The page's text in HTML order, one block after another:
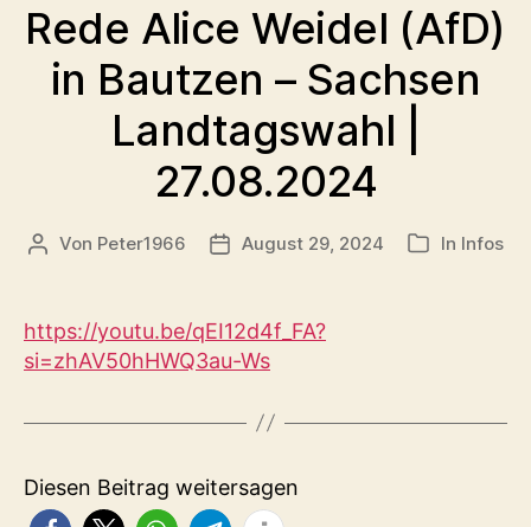
Rede Alice Weidel (AfD)
in Bautzen – Sachsen
Landtagswahl |
27.08.2024
Beitragsautor
Von Peter1966 Veröffentlichungsdatum
August 29, 2024 Kategorien
In Infos
https://youtu.be/qEI12d4f_FA?
si=zhAV50hHWQ3au-Ws
Diesen Beitrag weitersagen